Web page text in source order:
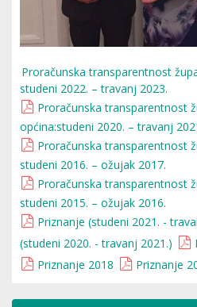
Proračunska transparentnost
studeni 2022. – travanj 2023.
Proračunska transparentnost
općina:studeni 2020. – travanj
Proračunska transparentnost
studeni 2016. – ožujak 2017.
Proračunska transparentnost
studeni 2015. – ožujak 2016.
Priznanje (studeni 2021. -
(studeni 2020. - travanj 2021.)
Priznanje 2018
Priznanje